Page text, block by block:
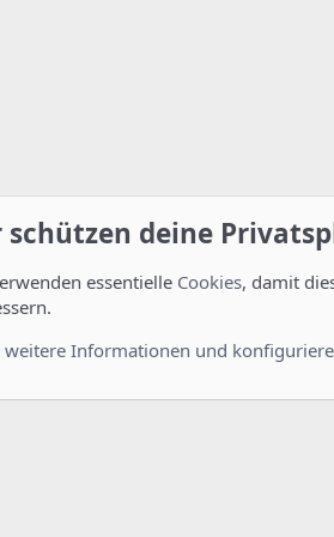
Foren ISPConfig Installation und
schützen deine
essentielle Cookies, damit
weitere Informationen und